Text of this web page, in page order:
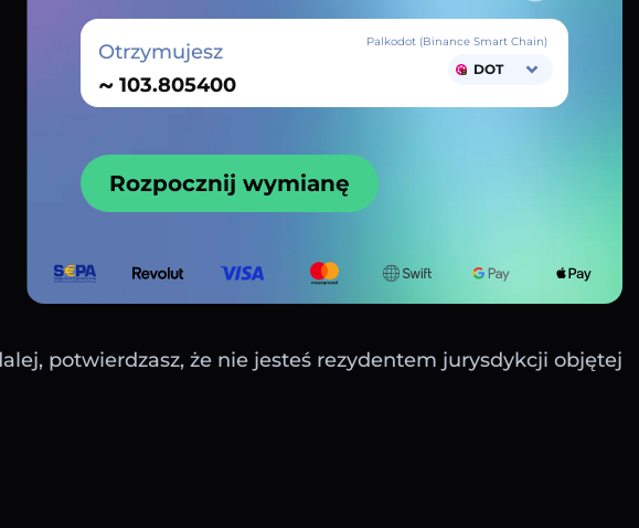
Otrzymujesz
~
Palkodot (Binance Smart Chain)
DOT
Rozpocznij wymianę
potwierdzasz, że nie jesteś rezydentem jurysdykcji objętej